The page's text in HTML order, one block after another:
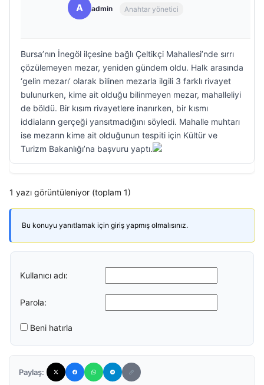
A admin Anahtar yönetici
Bursa’nın İnegöl ilçesine bağlı Çeltikçi Mahallesi’nde sırrı
çözülemeyen mezar, yeniden gündem oldu. Halk arasında
‘gelin mezarı’ olarak bilinen mezarla ilgili 3 farklı rivayet
bulunurken, kime ait olduğu bilinmeyen mezar, mahalleliyi
de böldü. Bir kısım rivayetlere inanırken, bir kısmı
iddiaların gerçeği yansıtmadığını söyledi. Mahalle muhtarı
ise mezarın kime ait olduğunun tespiti için Kültür ve
Turizm Bakanlığı’na başvuru yaptı.
1 yazı görüntüleniyor (toplam 1)
Bu konuyu yanıtlamak için giriş yapmış olmalısınız.
Kullanıcı adı:
Parola:
Beni hatırla
Paylaş: